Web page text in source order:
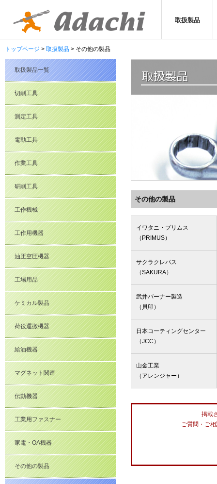
取扱製品
トップページ 取扱製品 その他の製品
その他の製品
イワタニ・プリムス
（PRIMUS）
サクラクレパス
（SAKURA）
武井バーナー製造
（貝印）
日本コーティングセンター
（JCC）
山金工業
（アレンジャー）
掲載
ご質問・ご
取扱製品一覧
切削工具
測定工具
電動工具
作業工具
研削工具
工作機械
工作用機器
油圧空圧機器
工場用品
ケミカル製品
荷役運搬機器
給油機器
マグネット関連
伝動機器
工業用ファスナー
家電・OA機器
その他の製品